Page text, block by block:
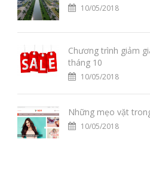
10/05/2018
Chương trình giảm
tháng 10
10/05/2018
Những mẹo vặt
10/05/2018